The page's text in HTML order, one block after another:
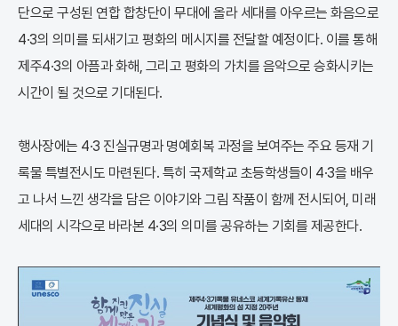
단으로 구성된 연합 합창단이 무대에 올라 세대를 아우르는 화음으로
4·3의 의미를 되새기고 평화의 메시지를 전달할 예정이다. 이를 통해
제주4·3의 아픔과 화해, 그리고 평화의 가치를 음악으로 승화시키는
시간이 될 것으로 기대된다.
행사장에는 4·3 진실규명과 명예회복 과정을 보여주는 주요 등재 기
록물 특별전시도 마련된다. 특히 국제학교 초등학생들이 4·3을 배우
고 나서 느낀 생각을 담은 이야기와 그림 작품이 함께 전시되어, 미래
세대의 시각으로 바라본 4·3의 의미를 공유하는 기회를 제공한다.